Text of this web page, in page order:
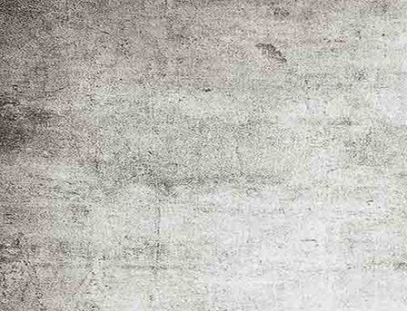
IMG-20251011-WA0063